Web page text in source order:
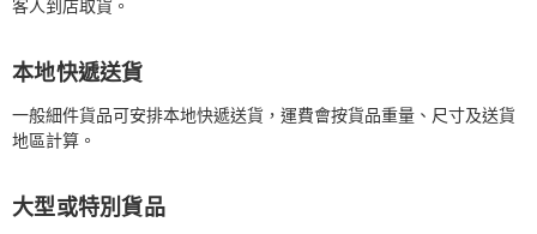
客人到店取貨。
本地快遞送貨
一般細件貨品可安排本地快遞送貨，運費會按貨品重量、尺寸及送貨
地區計算。
大型或特別貨品